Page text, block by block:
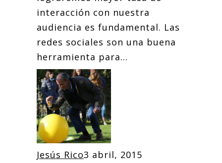
interacción con nuestra
audiencia es fundamental. Las
redes sociales son una buena
herramienta para...
Jesús Rico3 abril, 2015